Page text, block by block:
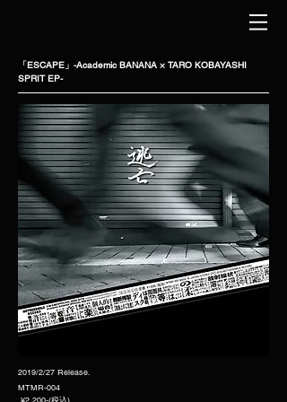
「ESCAPE」-Academic BANANA × TARO KOBAYASHI
SPRIT EP-
2019/2/27 Release.
MTMR-004